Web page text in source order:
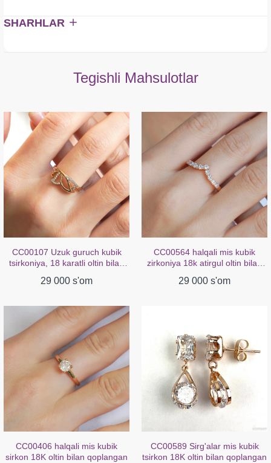
SHARHLAR
Tegishli Mahsulotlar
CC00564 halqali mis kubik
zirkoniya 18k atirgul oltin bilan
29 000 s'om
CC00589 Sirg'alar mis kubik
tsirkon 18K oltin bilan qoplangan
CC00238 Sirg'alar mis kubik
zirkoniya oq oltin bilan
29 000 s'om
CC02272 Sirg'alar 18K sariq
oltin bilan qoplangan mis kristall